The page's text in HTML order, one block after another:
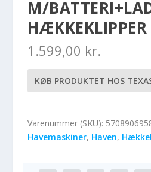
M/
HÆKKEKLIPPER
1.599,00 kr.
KØB PRODUKTET HOS
Varenummer (SKU):
Havemaskiner, Haven,